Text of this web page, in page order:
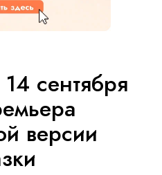
сентября
версии